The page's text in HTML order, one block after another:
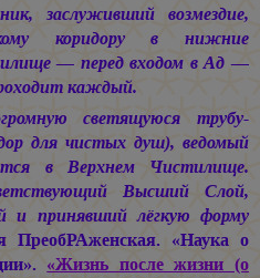
заслуживший возмездие,
коридору в нижние
— перед входом в Ад —
каждый.
светящуюся трубу-
для чистых душ), ведомый
в Верхнем Чистилище.
Высший Слой,
и принявший лёгкую форму
ПреобРАженская. «Наука о
«Жизнь после жизни (о